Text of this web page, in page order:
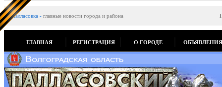
Палласовка - главные новости города и района
ГЛАВНАЯ РЕГИСТРАЦИЯ О ГОРОДЕ ОБЪЯВЛЕНИЯ